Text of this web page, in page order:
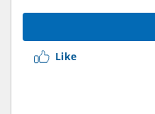
Pero entonces, ¿a
los smartphones
continuación, la
Like